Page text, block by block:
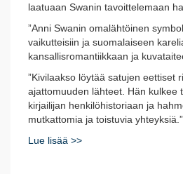
laatuaan Swanin tavoittelemaan
”Anni Swanin omalähtöinen
vaikutteisiin ja suomalaiseen
kansallisromantiikkaan ja
”Kivilaakso löytää satujen eettiset
ajattomuuden lähteet. Hän kulkee
kirjailijan henkilöhistoriaan ja
mutkattomia ja toistuvia yhteyksiä.”
Lue lisää >>